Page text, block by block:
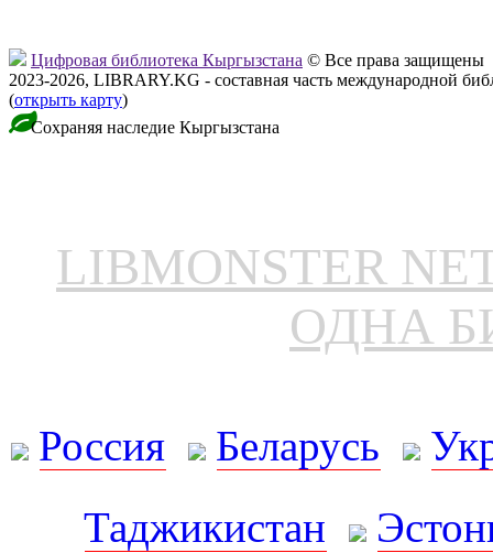
Цифровая библиотека Кыргызстана © Все права защищены
2023-2026, LIBRARY.KG - составная часть международной
(открыть карту)
Сохраняя наследие Кыргызстана
LIBMONSTER
ОДНА
Россия Беларусь
Таджикистан